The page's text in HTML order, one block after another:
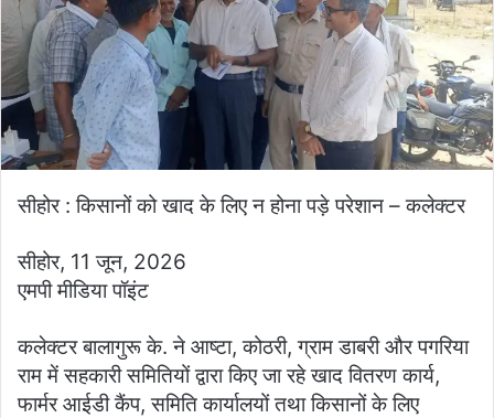
m
a
l
सीहोर : किसानों को खाद के लिए न होना पड़े परेशान – कलेक्टर
सीहोर, 11 जून, 2026
एमपी मीडिया पॉइंट
कलेक्टर बालागुरू के. ने आष्टा, कोठरी, ग्राम डाबरी और पगरिया
राम में सहकारी समितियों द्वारा किए जा रहे खाद वितरण कार्य,
फार्मर आईडी कैंप, समिति कार्यालयों तथा किसानों के लिए